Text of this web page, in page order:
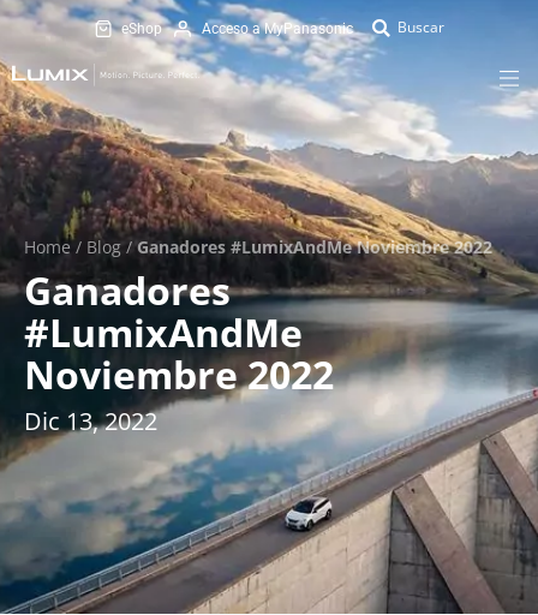
eShop Acceso a MyPanasonic
Home/ Blog /Ganadores #LumixAndMe Noviembre 2022
Ganadores
#LumixAndMe
Noviembre 2022
Dic 13, 2022